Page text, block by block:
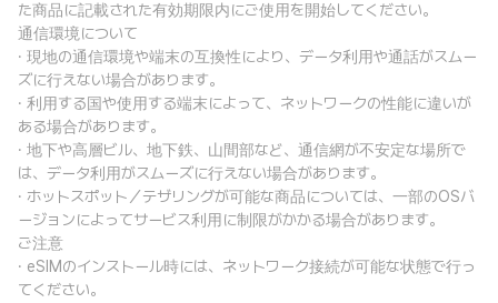
た商品に記載された有効期限内にご使用を開始してください。
通信環境について
· 現地の通信環境や端末の互換性により、データ利用や通話がスムー
ズに行えない場合があります。
· 利用する国や使用する端末によって、ネットワークの性能に違いが
ある場合があります。
· 地下や高層ビル、地下鉄、山間部など、通信網が不安定な場所で
は、データ利用がスムーズに行えない場合があります。
· ホットスポット／テザリングが可能な商品については、一部のOSバ
ージョンによってサービス利用に制限がかかる場合があります。
ご注意
· eSIMのインストール時には、ネットワーク接続が可能な状態で行っ
てください。